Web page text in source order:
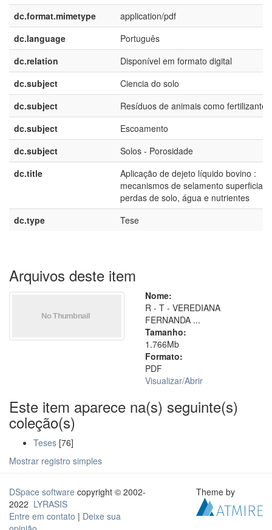
dc.format.mimetype
application/pdf
dc.language
Português
dc.relation
Disponível em formato digital
dc.subject
Ciencia do solo
dc.subject
Resíduos de animais como fertilizantes
dc.subject
Escoamento
dc.subject
Solos - Porosidade
dc.title
Aplicação de dejeto líquido bovino :
mecanismos de selamento superficial e
perdas de solo, água e nutrientes
dc.type
Tese
Arquivos deste item
Nome:
R - T - VEREDIANA
FERNANDA ...
Tamanho:
1.766Mb
Formato:
PDF
Visualizar/Abrir
Este item aparece na(s) seguinte(s)
coleção(s)
Teses [76]
Mostrar registro simples
DSpace software copyright © 2002-
2022 LYRASIS
Entre em contato | Deixe sua
Theme by